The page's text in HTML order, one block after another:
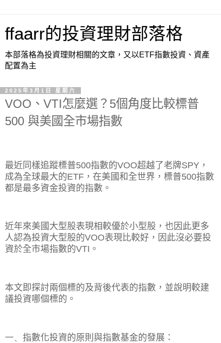
ffaarr的投資理財部落格
本部落格為投資理財相關的文章，又以ETF指數投資、資產
配置為主
2025年3月1日 星期六
VOO、VTI怎麼選？5個角度比較標普
500 與美國全市場指數
最近同樣追蹤標普500指數的VOO超越了老牌SPY ，
成為全球最大的ETF ，在美國和全世界，標普500指數
都是最多資金投資的指數。
近年來美國大型股表現相較優於小型股，也因此更多
人認為投資大型股的VOO表現比較好，因此沒必要投
資於全市場指數的VTI 。
本文即探討兩個標的及背後代表的指數，並說明較建
議投資哪個標的。
一、 指數化投資的原則與指數基金的發展：